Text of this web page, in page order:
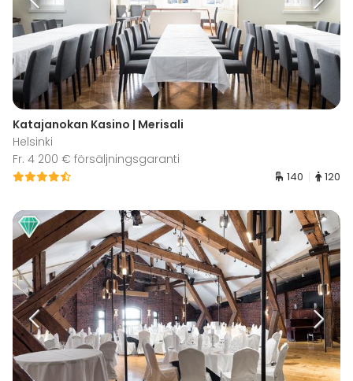
Katajanokan Kasino | Merisali
Helsinki
Fr. 4 200 € försäljningsgaranti
140 120